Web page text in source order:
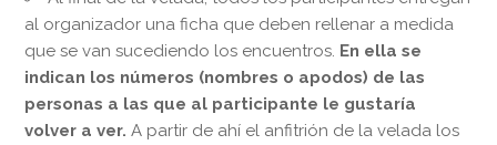
al organizador una ficha que deben rellenar a medida
que se van sucediendo los encuentros. En ella se
indican los números (nombres o apodos) de las
personas a las que al participante le gustaría
volver a ver. A partir de ahí el anfitrión de la velada los